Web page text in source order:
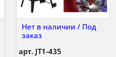
Нет в наличии / Под
заказ
арт. JT1-435